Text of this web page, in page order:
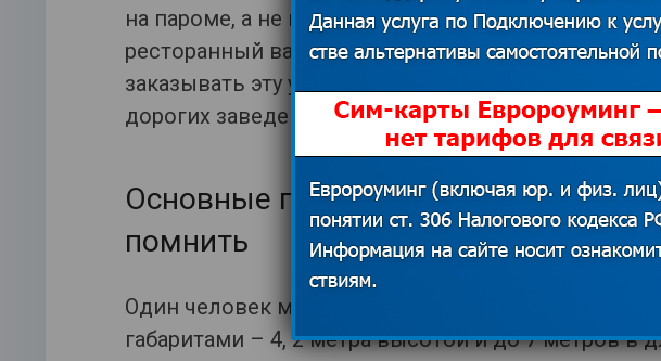
на пароме, а не в ресторанах на берегу во время
ресторанный вариант дороже), то советуем
заказывать эту услугу через сайт. В этом случае
дорогих заведениях, но и уменьшите счет за
Основные правила перевозки, о
помнить
Один человек может перевезти 1 транспортное
габаритами – 4, 2 метра высотой и до 7 метров в